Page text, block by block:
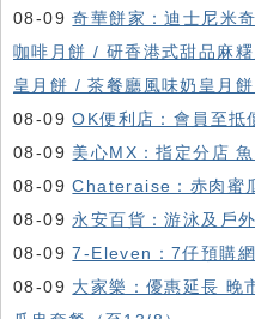
08-09奇華餅家：迪士尼米
咖啡月餅 / 研香港式甜品麻
皇月餅 / 茶餐廳風味奶皇月
08-09OK便利店：會員至抵
08-09 美心MX：指定分店
08-09Chateraise：赤肉蜜
08-09 永安百貨：游泳及戶
08-097-Eleven：7仔預購
08-09 大家樂：優惠延長